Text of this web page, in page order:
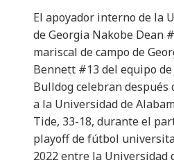
El apoyador interno de la
de Georgia Nakobe Dean
mariscal de campo de
Bennett #13 del equipo
Bulldog celebran después
a la Universidad de
Tide, 33-18, durante el
playoff de fútbol
2022 entre la Universidad